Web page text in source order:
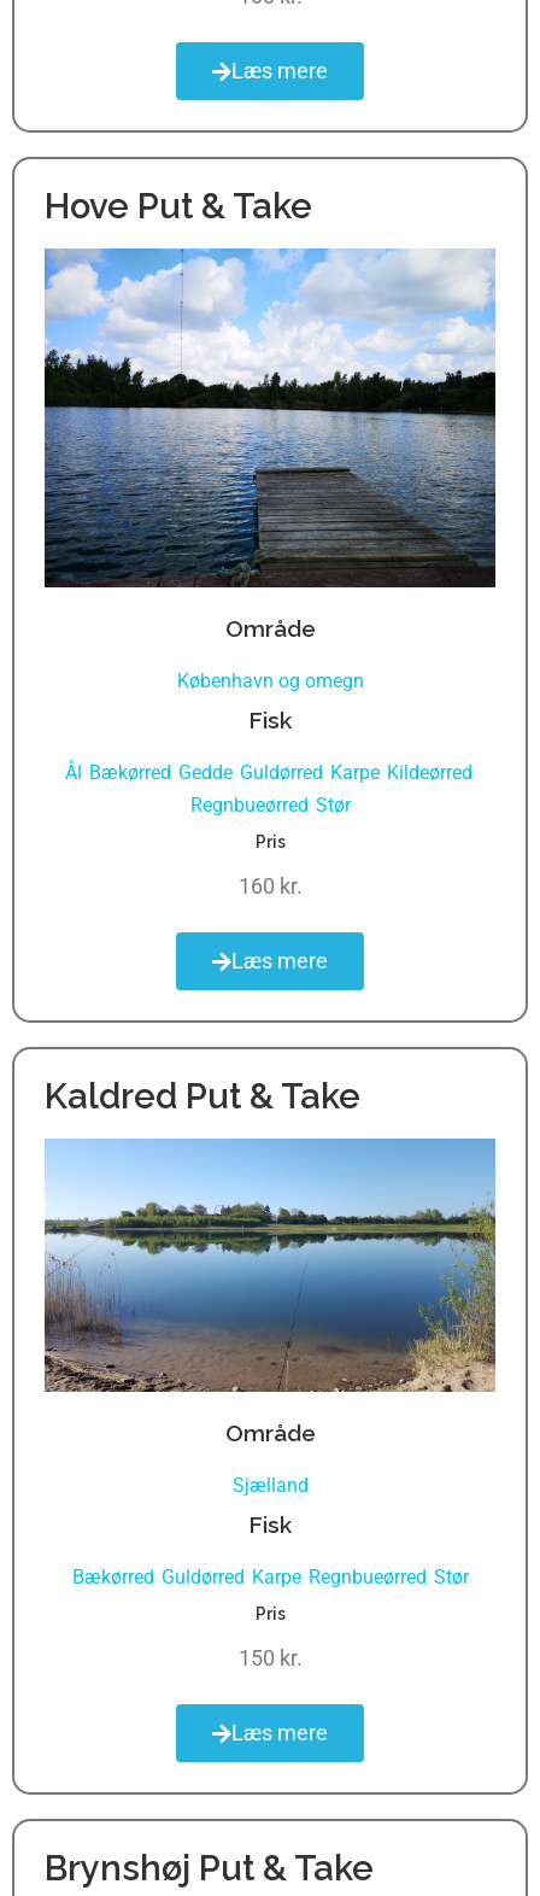
Læs mere
Hove Put & Take
Område
København og omegn
Fisk
Ål Bækørred Gedde, Guldørred Karpe, Kildeørred
Regnbueørred Stør
Pris
160 kr.
Læs mere
Kaldred Put & Take
Område
Sjælland
Fisk
Bækørred Guldørred Karpe, Regnbueørred Stør
Pris
150 kr.
Læs mere
Brynshøj Put & Take